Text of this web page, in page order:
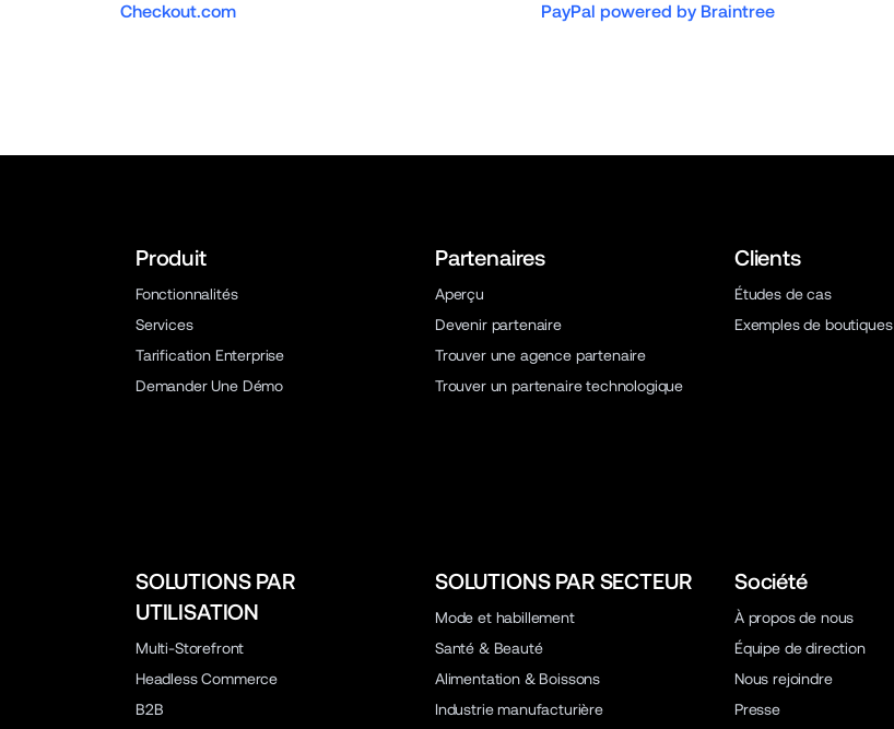
Checkout.com
PayPal powered by Braintree
Produit
Fonctionnalités
Services
Tarification Enterprise
Demander Une Démo
Partenaires
Aperçu
Devenir partenaire
Trouver une agence partenaire
Trouver un partenaire technologique
Clients
Études de cas
Exemples de boutiques
SOLUTIONS PAR
UTILISATION
Multi-Storefront
Headless Commerce
B2B
SOLUTIONS PAR SECTEUR
Mode et habillement
Santé & Beauté
Alimentation & Boissons
Industrie manufacturière
Société
À propos de nous
Équipe de direction
Nous rejoindre
Presse